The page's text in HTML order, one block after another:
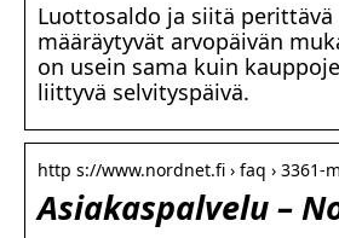
Luottosaldo ja siitä perittävä
määräytyvät arvopäivän
on usein sama kuin
liittyvä selvityspäivä.
http s://www.nordnet.fi › faq ›
Asiakaspalvelu –